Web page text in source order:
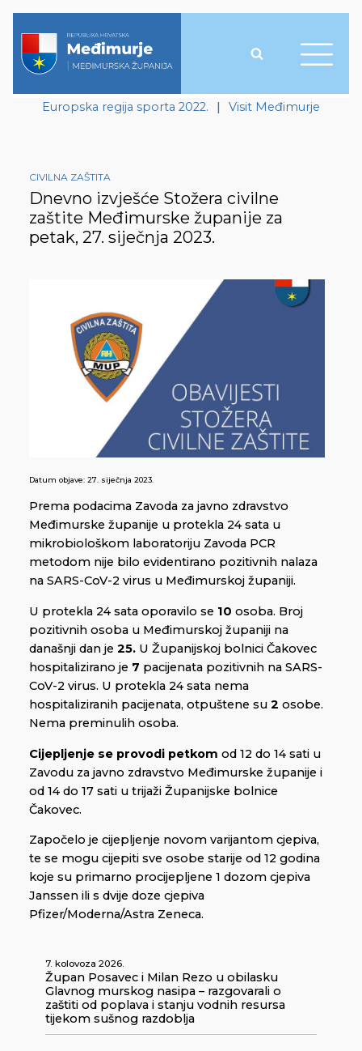
Europska regija sporta 2022. | Visit Međimurje
CIVILNA ZAŠTITA
Dnevno izvješće Stožera civilne
zaštite Međimurske županije za
petak, 27. siječnja 2023.
Datum objave: 27. siječnja 2023.
Prema podacima Zavoda za javno zdravstvo
Međimurske županije u protekla 24 sata u
mikrobiološkom laboratoriju Zavoda PCR
metodom nije bilo evidentirano pozitivnih nalaza
na SARS-CoV-2 virus u Međimurskoj županiji.
U protekla 24 sata oporavilo se 10 osoba. Broj
pozitivnih osoba u Međimurskoj županiji na
današnji dan je 25. U Županijskoj bolnici Čakovec
hospitalizirano je 7 pacijenata pozitivnih na SARS-
CoV-2 virus. U protekla 24 sata nema
hospitaliziranih pacijenata, otpuštene su 2 osobe.
Nema preminulih osoba.
Cijepljenje se provodi petkom od 12 do 14 sati u
Zavodu za javno zdravstvo Međimurske županije i
od 14 do 17 sati u trijaži Županijske bolnice
Čakovec.
Započelo je cijepljenje novom varijantom cjepiva,
te se mogu cijepiti sve osobe starije od 12 godina
koje su primarno procijepljene 1 dozom cjepiva
Janssen ili s dvije doze cjepiva
Pfizer/Moderna/Astra Zeneca.
7. kolovoza 2026.
Župan Posavec i Milan Rezo u obilasku
Glavnog murskog nasipa – razgovarali o
zaštiti od poplava i stanju vodnih resursa
tijekom sušnog razdoblja